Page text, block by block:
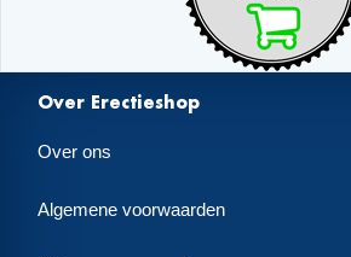
Over Erectieshop
Over ons
Algemene voorwaarden